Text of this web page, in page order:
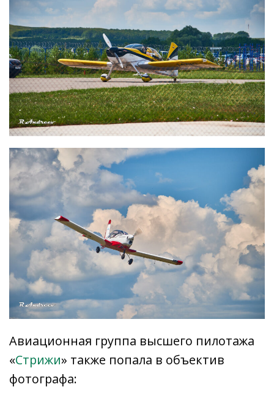
Авиационная группа высшего пилотажа
«Стрижи» также попала в объектив
фотографа: